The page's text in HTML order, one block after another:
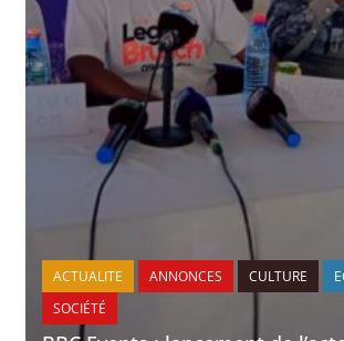
ACTUALITE ANNONCES CULTURE
SOCIÉTÉ